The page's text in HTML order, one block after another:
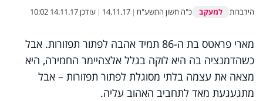
הידברות למעקב כ"ה חשון התשע"ח |
14.11.17
| עודכן14.11.17 10:02
מארי פראטס בת ה-86 תמיד אהבה לפתור תפזורות. אבל
כשהדמנציה בה היא לוקה בגלל אלצהיימר החמירה, היא
מצאה את עצמה בלתי מסוגלת לפתור תפזורות – אבל
מתגעגעת מאד לתחביב האהוב עליה.